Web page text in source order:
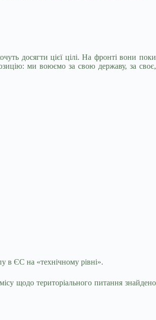
досягти цієї цілі. На фронті вони поки
ми воюємо за свою державу, за своє,
в ЄС на «технічному рівні».
щодо територіального питання знайдено